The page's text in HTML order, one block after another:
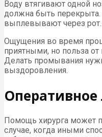
Воду втягивают одной
должна быть
выплевывают через рот.
Ощущения во время
приятными, но польза
Делать промывания
выздоровления.
Оперативное
Помощь хирурга может
случае, когда иными